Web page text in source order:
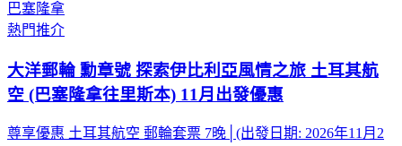
巴塞隆拿
熱門推介
大洋郵輪 勳章號 探索伊比利亞風情之旅 土耳其航
空 (巴塞隆拿往里斯本) 11月出發優惠
尊享優惠 土耳其航空 郵輪套票 7晚│(出發日期: 2026年11月2